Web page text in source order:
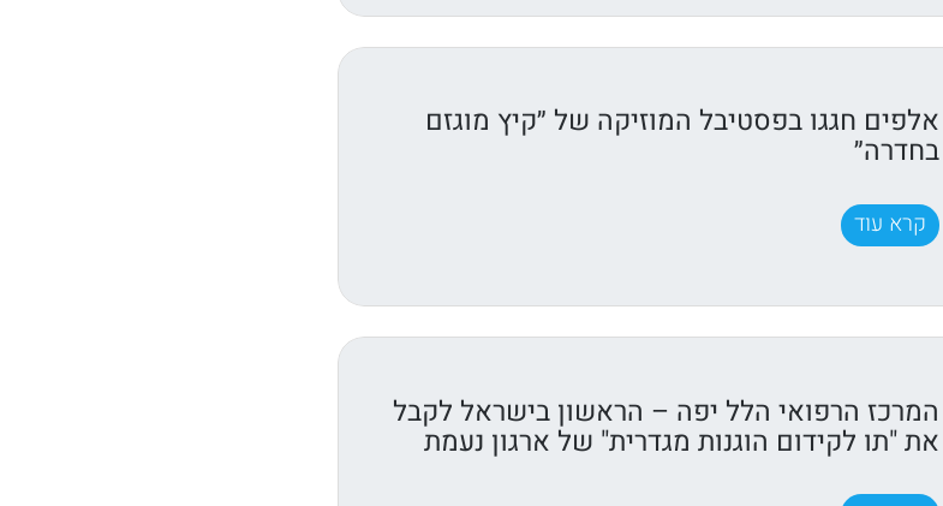
אלפים חגגו בפסטיבל המוזיקה של ״קיץ מוגזם
בחדרה״
קרא עוד
המרכז הרפואי הלל יפה – הראשון בישראל לקבל
את "תו לקידום הוגנות מגדרית" של ארגון נעמת